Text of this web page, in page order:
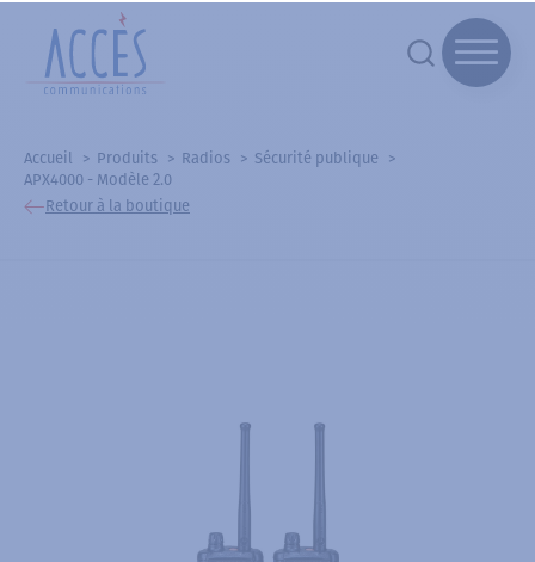
Accueil Produits Radios
Sécurité publique
APX4000 - Modèle 2.0
Retour à la boutique